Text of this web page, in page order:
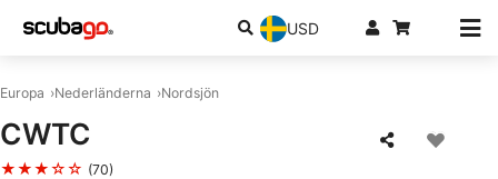
USD
Europa Nederländerna Nordsjön
CWTC
★★★☆☆ (70)